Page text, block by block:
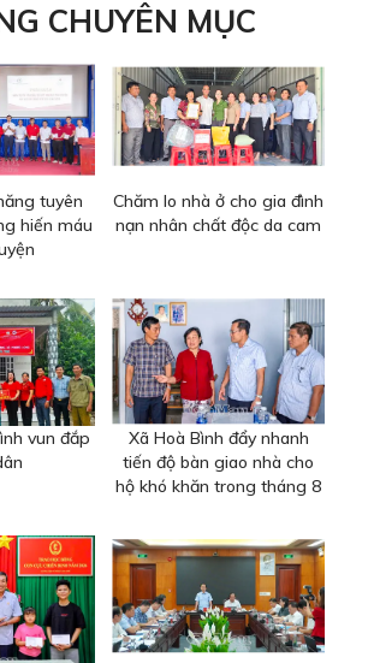
CHUYÊN MỤC
tuyên
hiến máu
Chăm lo nhà ở cho gia đình
nạn nhân chất độc da cam
vun đắp
Xã Hoà Bình đẩy nhanh
tiến độ bàn giao nhà cho
hộ khó khăn trong tháng 8